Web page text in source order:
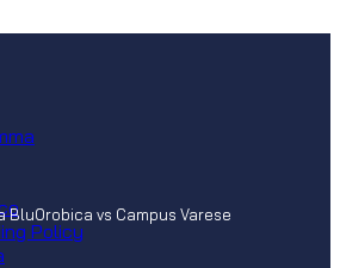
Policy
BluOrobica vs Campus Varese